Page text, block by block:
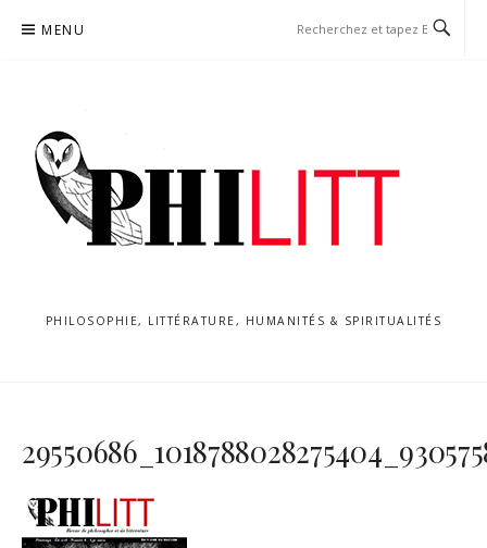
MENU
PHILOSOPHIE, LITTÉRATURE, HUMANITÉS & SPIRITUALITÉS